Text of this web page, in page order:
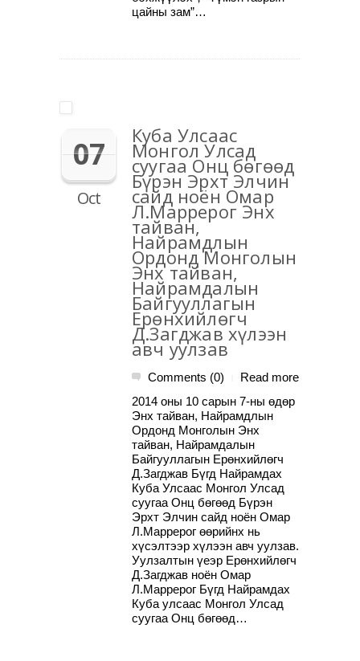
цайны зам”…
07
Oct
Куба Улсаас
Монгол Улсад
суугаа Онц бөгөөд
Бүрэн Эрхт Элчин
сайд ноён Омар
Л.Маррерог Энх
тайван,
Найрамдлын
Ордонд Монголын
Энх тайван,
Найрамдалын
Байгууллагын
Ерөнхийлөгч
Д.Загджав хүлээн
авч уулзав
Comments (0)
Read more
2014 оны 10 сарын 7-ны өдөр
Энх тайван, Найрамдлын
Ордонд Монголын Энх
тайван, Найрамдалын
Байгууллагын Ерөнхийлөгч
Д.Загджав Бүгд Найрамдах
Куба Улсаас Монгол Улсад
суугаа Онц бөгөөд Бүрэн
Эрхт Элчин сайд ноён Омар
Л.Маррерог өөрийнх нь
хүсэлтээр хүлээн авч уулзав.
Уулзалтын үеэр Ерөнхийлөгч
Д.Загджав ноён Омар
Л.Маррерог Бүгд Найрамдах
Куба улсаас Монгол Улсад
суугаа Онц бөгөөд…